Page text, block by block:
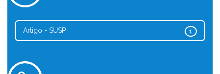
1
Artigo - SUSP